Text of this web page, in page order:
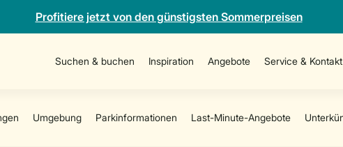
Profitiere jetzt von den günstigsten Sommerpreisen
Suchen & buchen Inspiration Angebote Service & Kontakt